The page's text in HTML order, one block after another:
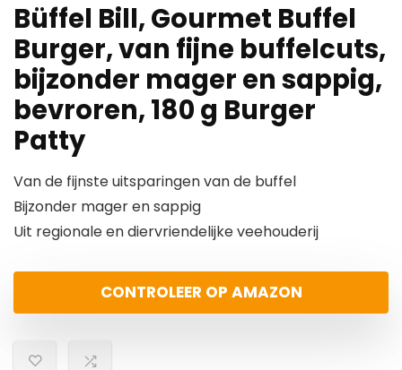
Büffel Bill, Gourmet Buffel
Burger, van fijne buffelcuts,
bijzonder mager en sappig,
bevroren, 180 g Burger
Patty
Van de fijnste uitsparingen van de buffel
Bijzonder mager en sappig
Uit regionale en diervriendelijke veehouderij
CONTROLEER OP AMAZON